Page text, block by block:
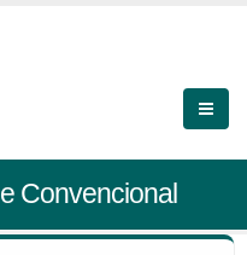
Convencional